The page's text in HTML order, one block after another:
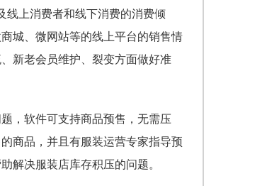
线上消费者和线下消费的消费倾
城、微网站等的线上平台的销售情
新老会员维护、裂变方面做好准
，软件可支持商品预售，无需压
商品，并且有服装运营专家指导预
解决服装店库存积压的问题。